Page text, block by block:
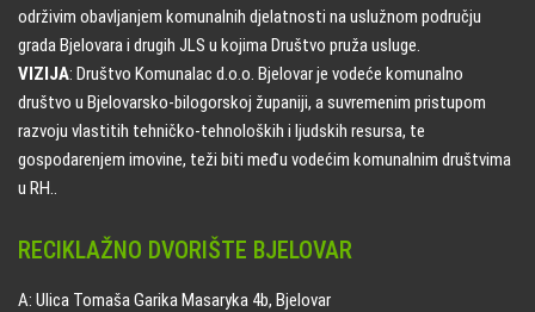
održivim obavljanjem komunalnih djelatnosti na uslužnom području
grada Bjelovara i drugih JLS u kojima Društvo pruža usluge.
VIZIJA: Društvo Komunalac d.o.o. Bjelovar je vodeće komunalno
društvo u Bjelovarsko-bilogorskoj županiji, a suvremenim pristupom
razvoju vlastitih tehničko-tehnoloških i ljudskih resursa, te
gospodarenjem imovine, teži biti među vodećim komunalnim društvima
u RH..
RECIKLAŽNO DVORIŠTE BJELOVAR
A: Ulica Tomaša Garika Masaryka 4b, Bjelovar